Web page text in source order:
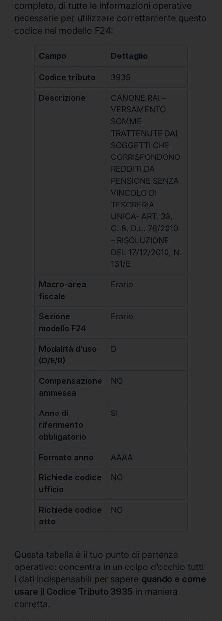
completo, di tutte le informazioni operative
necessarie per utilizzare correttamente questo
codice nel modello F24:
Campo Dettaglio
Codice tributo 3935
Descrizione
CANONE RAI –
VERSAMENTO
SOMME
TRATTENUTE DAI
SOGGETTI CHE
CORRISPONDONO
REDDITI DA
PENSIONE SENZA
VINCOLO DI
TESORERIA
UNICA- ART. 38,
C. 8, D.L. 78/2010
– RISOLUZIONE
DEL 17/12/2010, N.
131/E
Macro-area
fiscale
Erario
Sezione
modello F24
Erario
Modalità d’uso
(D/E/R)
D
Compensazione
ammessa
NO
Anno di
riferimento
obbligatorio
SI
Formato anno AAAA
Richiede codice
ufficio
NO
Richiede codice
atto
NO
Questa tabella è il tuo punto di partenza
operativo: concentra in un colpo d’occhio tutti
i dati indispensabili per sapere quando e come
usare il Codice Tributo 3935 in maniera
corretta.